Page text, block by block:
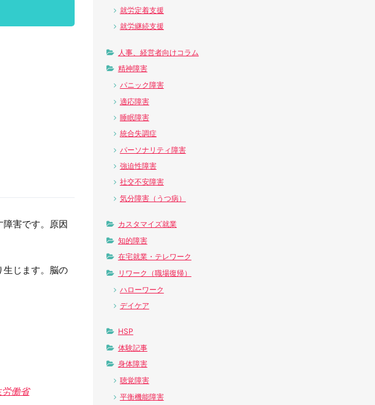
障害です。原因
生じます。脳の
働省
就労定着支援
就労継続支援
人事、経営者向けコラム
精神障害
パニック障害
適応障害
睡眠障害
統合失調症
パーソナリティ障害
強迫性障害
社交不安障害
気分障害（うつ病）
カスタマイズ就業
知的障害
在宅就業・テレワーク
リワーク（職場復帰）
ハローワーク
デイケア
HSP
体験記事
身体障害
聴覚障害
平衡機能障害